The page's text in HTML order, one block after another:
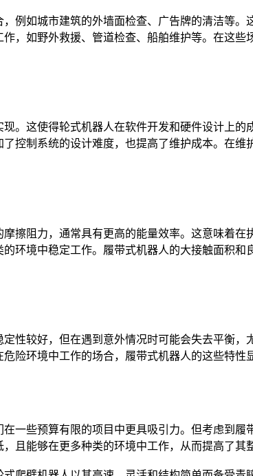
如城市建筑的外墙面检查、广告牌的清洁等。
，如野外救援、管道检查、船舶维护等。在这
这使得轮式机器人在软件开发和硬件设计上的
控制系统的设计难度，也提高了维护成本。在
阻力，通常具有更高的能量效率。这意味着在
环境中稳定工作。履带式机器人的大接触面积和
较好，但在遇到意外情况时可能会失去平衡，
险环境中工作的场合，履带式机器人的这些特性
些预算有限的项目中更具吸引力。但考虑到履
且能够在更多种类的环境中工作，从而提高了其